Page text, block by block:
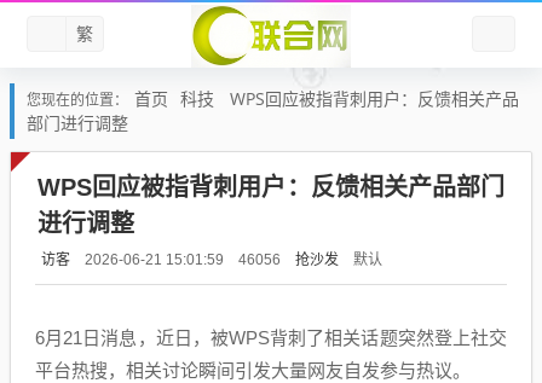
繁
您现在的位置： 首页 科技
WPS回应被指背刺用户：反馈相关产品
部门进行调整
WPS回应被指背刺用户：反馈相关产品部门
进行调整
访客 2026-06-21 15:01:59 46056 抢沙发 默认
6月21日消息，近日，被WPS背刺了相关话题突然登上社交
平台热搜，相关讨论瞬间引发大量网友自发参与热议。